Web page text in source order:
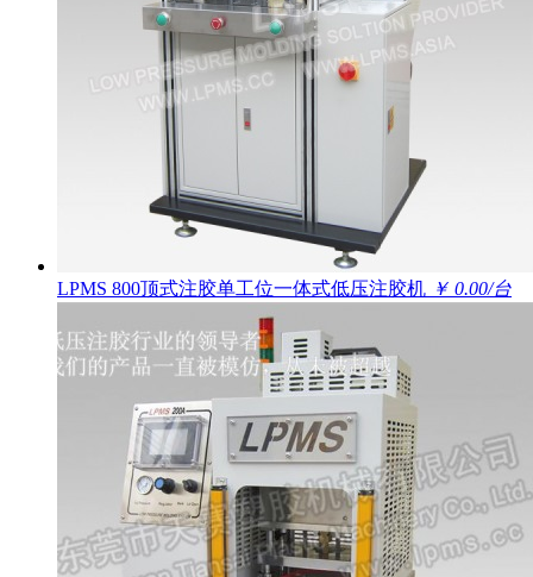
LPMS 800顶式注胶单工位一体式低压注胶机 ￥ 0.00/台